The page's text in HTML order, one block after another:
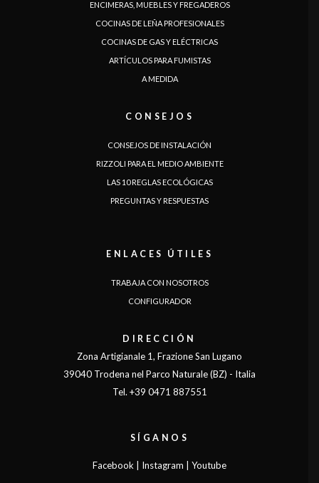
ENCIMERAS, MUEBLES Y FREGADEROS
COCINAS DE LEÑA PROFESIONALES
COCINAS DE GAS Y ELÉCTRICAS
ARTÍCULOS PARA FUMISTAS
A MEDIDA
CONSEJOS
CONSEJOS DE INSTALACIÓN
RIZZOLI PARA EL MEDIO AMBIENTE
LAS 10 REGLAS ECOLÓGICAS
PREGUNTAS Y RESPUESTAS
ENLACES ÚTILES
TRABAJA CON NOSOTROS
CONFIGURADOR
DIRECCIÓN
Zona Artigianale 1, Frazione San Lugano
39040 Trodena nel Parco Naturale (BZ) - Italia
Tel. +39 0471 887551
SÍGANOS
Facebook Instagram Youtube